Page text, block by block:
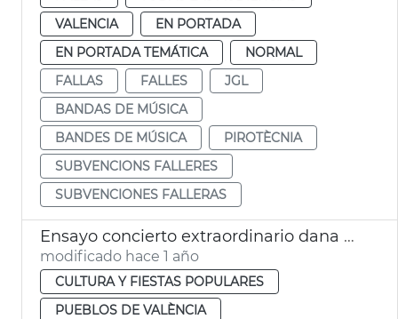
VALENCIA
EN PORTADA
EN PORTADA TEMÁTICA
NORMAL
FALLAS
FALLES
JGL
BANDAS DE MÚSICA
BANDES DE MÚSICA
PIROTÈCNIA
SUBVENCIONS FALLERES
SUBVENCIONES FALLERAS
Ensayo concierto extraordinario dana València Castellar-l'Oliveral
modificado hace 1 año
CULTURA Y FIESTAS POPULARES
PUEBLOS DE VALÈNCIA